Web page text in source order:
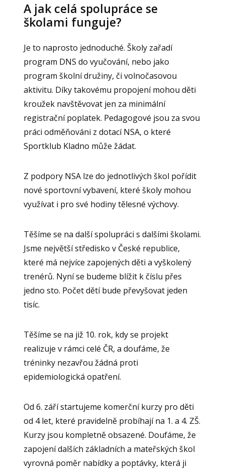
A jak celá spolupráce se
školami funguje?
Je to naprosto jednoduché. Školy zařadí
program DNS do vyučování, nebo jako
program školní družiny, či volnočasovou
aktivitu. Díky takovému propojení mohou děti
kroužek navštěvovat jen za minimální
registrační poplatek. Pedagogové jsou za svou
práci odměňováni z dotací NSA, o které
Sportklub Kladno může žádat.
Z podpory NSA lze do jednotlivých škol pořídit
nové sportovní vybavení, které školy mohou
využívat i pro své hodiny tělesné výchovy.
Těšíme se na další spolupráci s dalšími školami.
Jsme největší středisko v České republice,
které má nejvíce zapojených děti a vyškolený
trenérů. Nyní se budeme blížit k číslu přes
jedno sto. Počet dětí bude převyšovat jeden
tisíc.
Těšíme se na již 10. rok, kdy se projekt
realizuje v rámci celé ČR, a doufáme, že
tréninky nezavřou žádná proti
epidemiologická opatření.
Od 6. září startujeme komerční kurzy pro děti
od 4 let, které pravidelně probíhají na 1. a 4. ZŠ.
Kurzy jsou kompletně obsazené. Doufáme, že
zapojení dalších základních a mateřských škol
vyrovná poměr nabídky a poptávky, která ji